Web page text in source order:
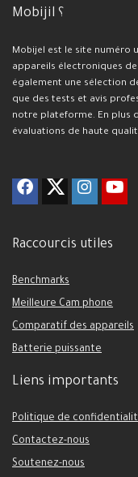
Mobijil ؟
Mobijel est le site numéro
appareils électroniques
également une sélection
que des tests et avis
notre plateforme. En plus
évaluations de haute
Raccourcis utiles
Benchmarks
Meilleure Cam phone
Comparatif des appareils
Batterie puissante
Liens importants
Politique de
Contactez-nous
Soutenez-nous